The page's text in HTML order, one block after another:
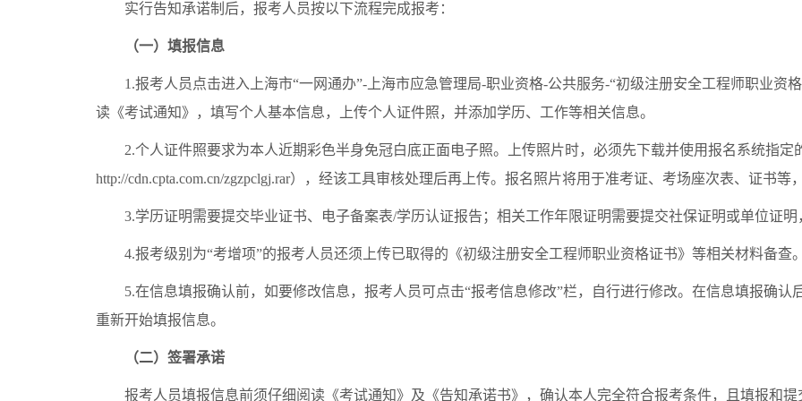
实行告知承诺制后，报考人员按以下流程完成报考：
（一）填报信息
1.报考人员点击进入上海市“一网通办”-上海市应急管理局-职业资格-公共服务-“初级注册安全工程师职业资
读《考试通知》，填写个人基本信息，上传个人证件照，并添加学历、工作等相关信息。
2.个人证件照要求为本人近期彩色半身免冠白底正面电子照。上传照片时，必须先下载并使用报名系统指定
http://cdn.cpta.com.cn/zgzpclgj.rar），经该工具审核处理后再上传。报名照片将用于准考证、考场座次表、证书等
3.学历证明需要提交毕业证书、电子备案表/学历认证报告；相关工作年限证明需要提交社保证明或单位证明
4.报考级别为“考增项”的报考人员还须上传已取得的《初级注册安全工程师职业资格证书》等相关材料备查
5.在信息填报确认前，如要修改信息，报考人员可点击“报考信息修改”栏，自行进行修改。在信息填报确认
重新开始填报信息。
（二）签署承诺
报考人员填报信息前须仔细阅读《考试通知》及《告知承诺书》，确认本人完全符合报考条件，且填报和提